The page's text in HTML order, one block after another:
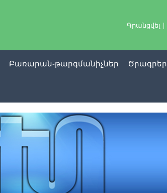
Գրանցվել |
Բառարան-թարգմանիչներ Ծրագրեր